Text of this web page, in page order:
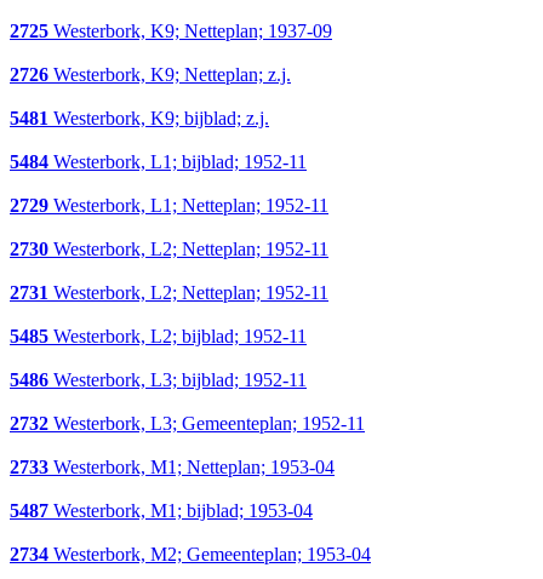
2725 Westerbork, K9; Netteplan; 1937-09
2726 Westerbork, K9; Netteplan; z.j.
5481 Westerbork, K9; bijblad; z.j.
5484 Westerbork, L1; bijblad; 1952-11
2729 Westerbork, L1; Netteplan; 1952-11
2730 Westerbork, L2; Netteplan; 1952-11
2731 Westerbork, L2; Netteplan; 1952-11
5485 Westerbork, L2; bijblad; 1952-11
5486 Westerbork, L3; bijblad; 1952-11
2732 Westerbork, L3; Gemeenteplan; 1952-11
2733 Westerbork, M1; Netteplan; 1953-04
5487 Westerbork, M1; bijblad; 1953-04
2734 Westerbork, M2; Gemeenteplan; 1953-04